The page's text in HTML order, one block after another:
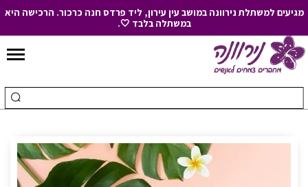
to
מגיעים למשתלת נירוונה במושב עין עירון, ליד פרדס חנה כרכור. הרכישה היא
במשתלה בלבד 🤍.